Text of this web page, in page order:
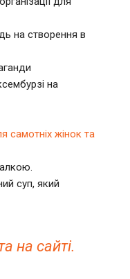
на створення в
на
самотніх жінок та
суп, який
на сайті.